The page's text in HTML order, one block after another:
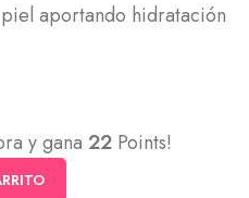
aportando hidratación
y gana 22 Points!